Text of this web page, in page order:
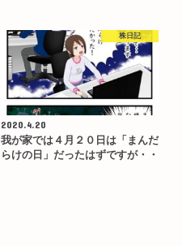
株日記
2020.4.20
我が家では４月２０日は「まんだ
らけの日」だったはずですが・・